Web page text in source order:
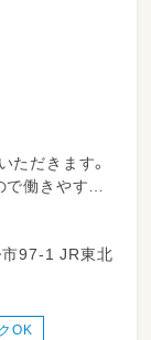
ただきます。
働きやすい
JR東北
OK